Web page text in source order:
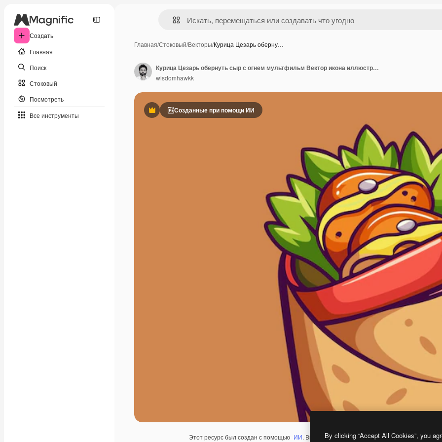
Создать
Главная
Поиск
Стоковый
Посмотреть
Все инструменты
Главная/Стоковый/Векторы/Курица Цезарь оберну…
ПремиумСозданные при помощи ИИ
Этот ресурс был создан с помощью ИИ. Вы можете создать свой собственный с
Курица Цезарь обернуть сыр с огнем мультфильм Вектор икона иллюстрация Быстрая еда Объект икона концепция
wisdomhawkk
By clicking “Accept All Cookies”, you